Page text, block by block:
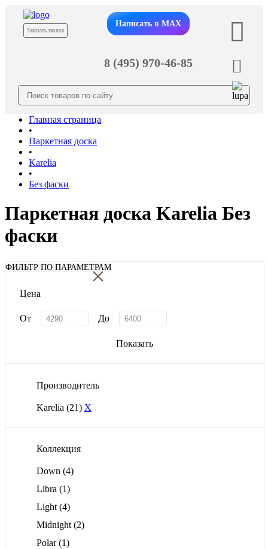
Заказать звонок
Написать в MAX
8 (495) 970-46-85
Главная страница
•
Паркетная доска
•
Karelia
•
Без фаски
Паркетная доска Karelia Без
фаски
ФИЛЬТР ПО ПАРАМЕТРАМ
×
Цена
От До
Показать
Производитель
Karelia (21) X
Коллекция
Down (4)
Libra (1)
Light(4)
Midnight(2)
Polar(1)